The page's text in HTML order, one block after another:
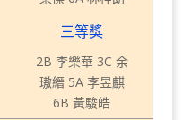
三等獎
2B 李樂華 3C 余
璈縉 5A 李昱麒
6B 黃駿皓